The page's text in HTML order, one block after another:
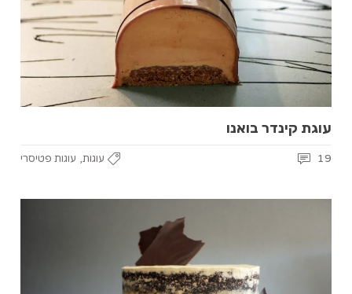
עוגת קינדר בואנו
עוגות, עוגות פטיסרי 19